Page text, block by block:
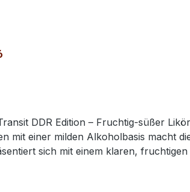
DDR Edition – Fruchtig‑süßer
mit einer milden Alkoholbasis macht
traditionsreichen F5 Transit DDR